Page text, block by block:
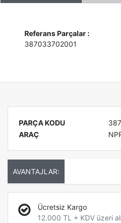
Referans Parçalar :
387033702001
PARÇA KODU
ARAÇ
AVANTAJLAR:
Ücretsiz Kargo
12.000 TL + KDV üzeri